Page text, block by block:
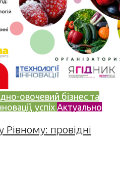
овочевий бізнес та
успіх Актуально
провідні